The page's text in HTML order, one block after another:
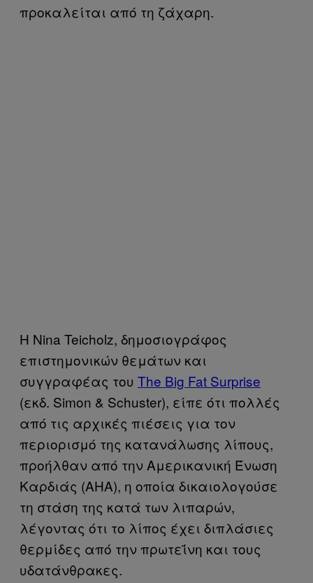
προκαλείται από τη ζάχαρη.
Η Nina Teicholz, δημοσιογράφος
επιστημονικών θεμάτων και
συγγραφέας του The Big Fat Surprise
(εκδ. Simon & Schuster), είπε ότι πολλές
από τις αρχικές πιέσεις για τον
περιορισμό της κατανάλωσης λίπους,
προήλθαν από την Αμερικανική Ένωση
Καρδιάς (AHA), η οποία δικαιολογούσε
τη στάση της κατά των λιπαρών,
λέγοντας ότι το λίπος έχει διπλάσιες
θερμίδες από την πρωτεΐνη και τους
υδατάνθρακες.